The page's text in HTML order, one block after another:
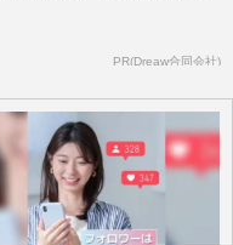
PR(Dreaw合同会社)